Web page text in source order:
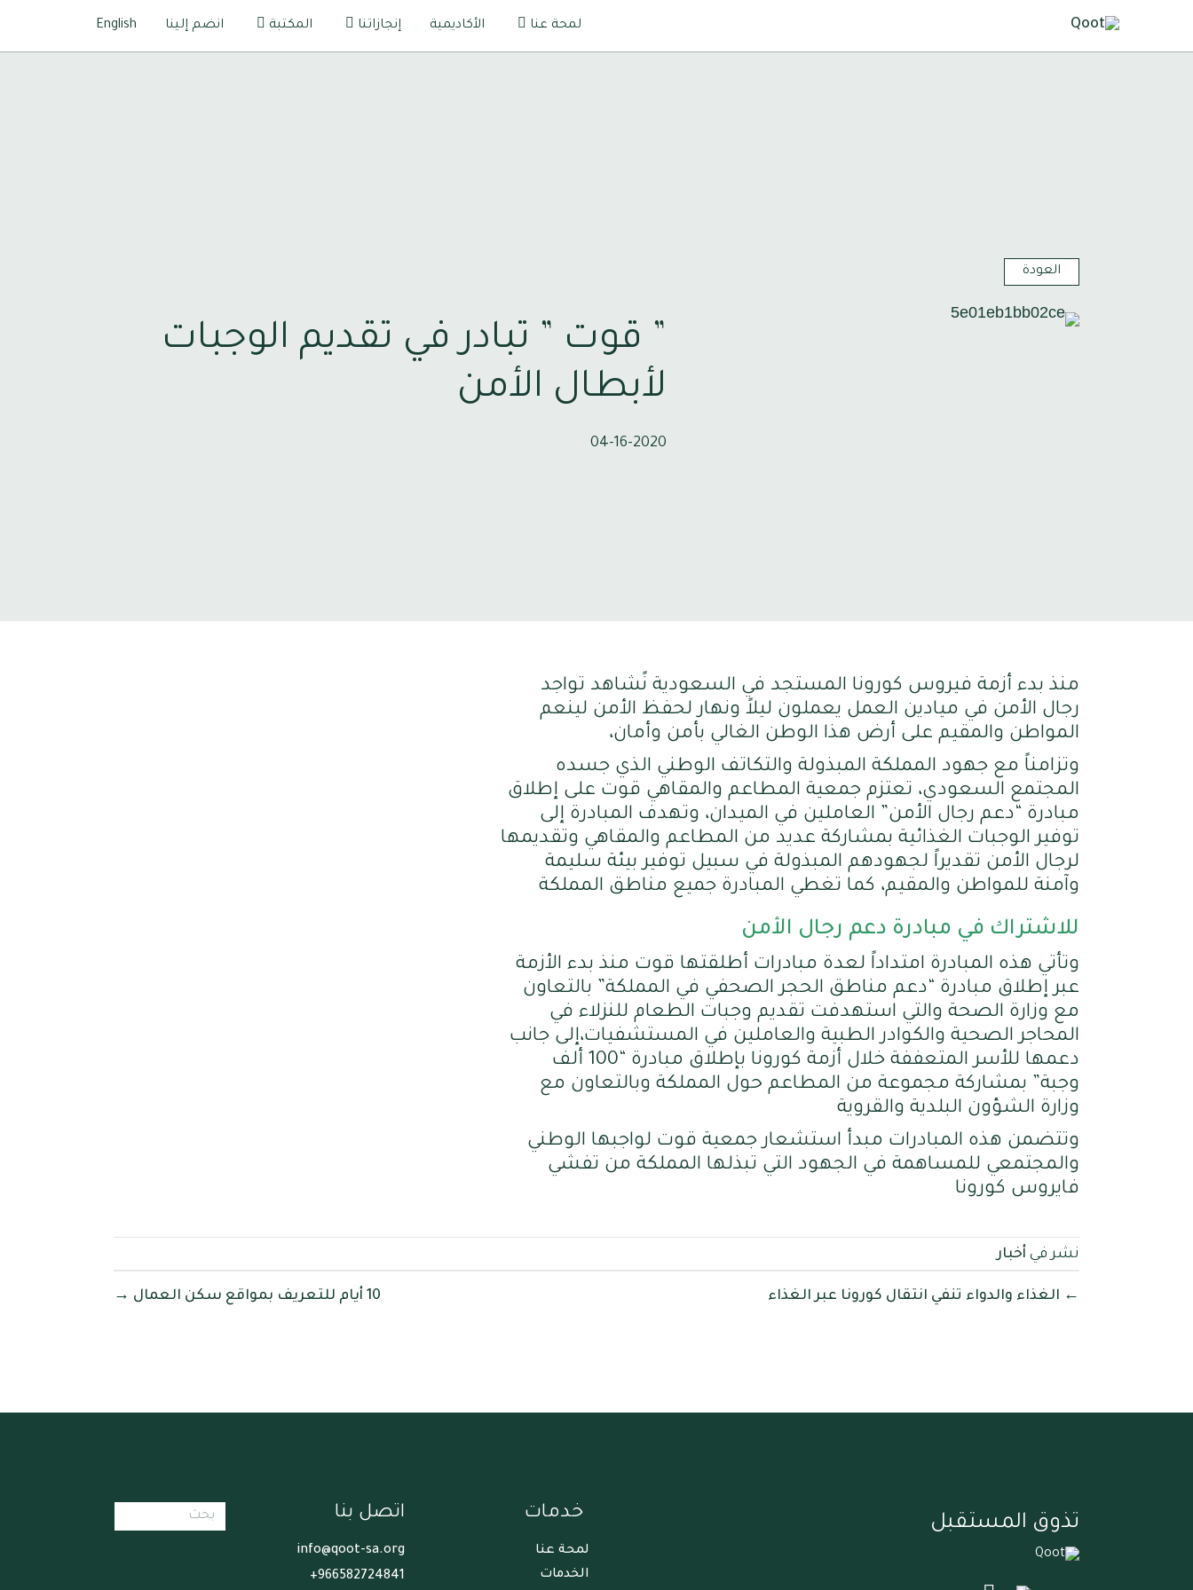
لمحة عنا الأكاديمية إنجازاتنا المكتبة انضم إلينا English
العودة
” قوت ” تبادر في تقديم الوجبات
لأبطال الأمن
04-16-2020
منذ بدء أزمة فيروس كورونا المستجد في السعودية نًشاهد تواجد
رجال الأمن في ميادين العمل يعملون ليلاً ونهار لحفظ الأمن لينعم
المواطن والمقيم على أرض هذا الوطن الغالي بأمن وأمان،
وتزامناً مع جهود المملكة المبذولة والتكاتف الوطني الذي جسده
المجتمع السعودي، تعتزم جمعية المطاعم والمقاهي قوت على إطلاق
مبادرة “دعم رجال الأمن” العاملين في الميدان، وتهدف المبادرة إلى
توفير الوجبات الغذائية بمشاركة عديد من المطاعم والمقاهي وتقديمها
لرجال الأمن تقديراً لجهودهم المبذولة في سبيل توفير بيئة سليمة
وآمنة للمواطن والمقيم، كما تغطي المبادرة جميع مناطق المملكة
للاشتراك في مبادرة دعم رجال الأمن
وتأتي هذه المبادرة امتداداً لعدة مبادرات أطلقتها قوت منذ بدء الأزمة
عبر إطلاق مبادرة “دعم مناطق الحجر الصحفي في المملكة” بالتعاون
مع وزارة الصحة والتي استهدفت تقديم وجبات الطعام للنزلاء في
المحاجر الصحية والكوادر الطبية والعاملين في المستشفيات،إلى جانب
دعمها للأسر المتعففة خلال أزمة كورونا بإطلاق مبادرة “100 ألف
وجبة” بمشاركة مجموعة من المطاعم حول المملكة وبالتعاون مع
وزارة الشؤون البلدية والقروية
وتتضمن هذه المبادرات مبدأ استشعار جمعية قوت لواجبها الوطني
والمجتمعي للمساهمة في الجهود التي تبذلها المملكة من تفشي
فايروس كورونا
نشر في أخبار
← الغذاء والدواء تنفي انتقال كورونا عبر الغذاء 10 أيام للتعريف بمواقع سكن العمال →
اتصل بنا
info@qoot-sa.org
966582724841+
خدمات
لمحة عنا
الخدمات
تذوق المستقبل